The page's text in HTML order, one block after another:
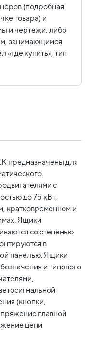
(подробная
товара) и
и чертежи, либо
занимающимся
«где купить», тип
предназначены для
с
до 75 кВт,
кратковременном и
Ящики
со степенью
в
панелью. Ящики
и типового
(кнопки,
главной
цепи